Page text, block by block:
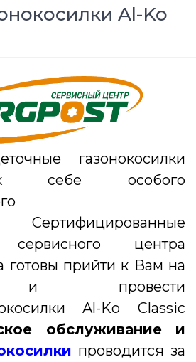
Al-Ko
газонокосилки
себе особого
Сертифицированные
сервисного центра
готовы прийти к Вам на
и провести
Al-Ko Classic
обслуживание и
проводится за